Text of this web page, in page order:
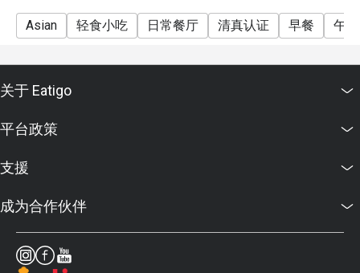
Asian 轻食小吃 日常餐厅 清真认证 早餐 午餐
关于 Eatigo
平台政策
支援
成为合作伙伴